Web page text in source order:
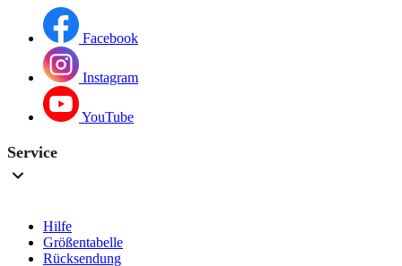
Facebook
Instagram
YouTube
Service
Hilfe
Größentabelle
Rücksendung